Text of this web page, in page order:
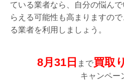
ている業者なら、自分の悩ん
らえる可能性も高まりますの
る業者を利用しましょう。
8月31日 まで買取
キャンペー